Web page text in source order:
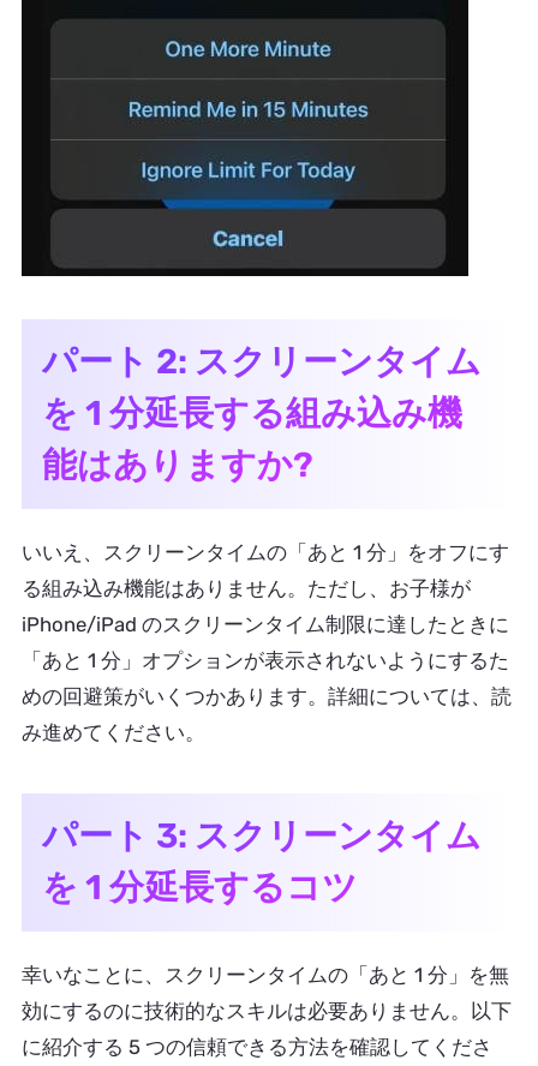
パート 2: スクリーンタイム
を 1 分延長する組み込み機
能はありますか?
いいえ、スクリーンタイムの「あと 1 分」をオフにす
る組み込み機能はありません。ただし、お子様が
iPhone/iPad のスクリーンタイム制限に達したときに
「あと 1 分」オプションが表示されないようにするた
めの回避策がいくつかあります。詳細については、読
み進めてください。
パート 3: スクリーンタイム
を 1 分延長するコツ
幸いなことに、スクリーンタイムの「あと 1 分」を無
効にするのに技術的なスキルは必要ありません。以下
に紹介する 5 つの信頼できる方法を確認してくださ